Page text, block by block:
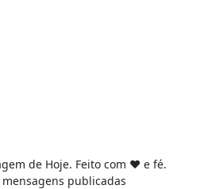
de Hoje. Feito com ❤️ e fé.
mensagens publicadas